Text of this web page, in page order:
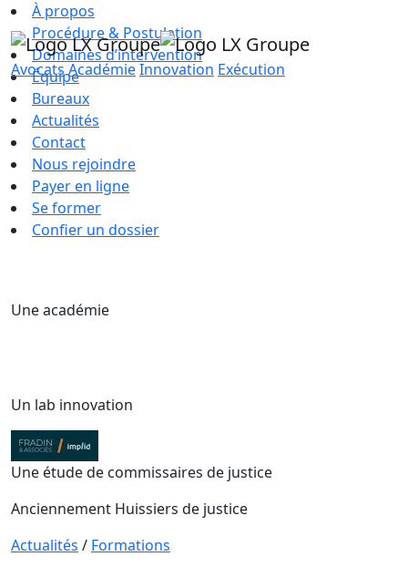
AvocatsAcadémieInnovation Exécution
À propos
Procédure & Postulation
Domaines d’intervention
Équipe
Bureaux
Actualités
Contact
Nous rejoindre
Payer en ligne
Se former
Confier un dossier
Une académie
Un lab innovation
Une étude de commissaires de justice
Anciennement Huissiers de justice
Actualités / Formations